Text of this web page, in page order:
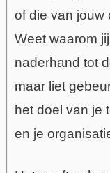
of die van jouw
Weet waarom
naderhand tot
maar liet
het doel van je
en je